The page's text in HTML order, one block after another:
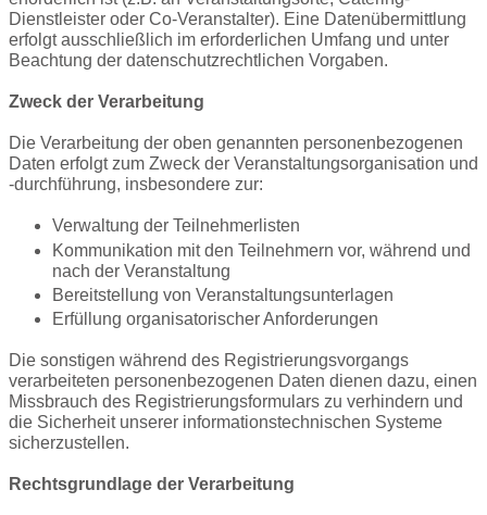
Dienstleister oder Co-Veranstalter). Eine Datenübermittlung
erfolgt ausschließlich im erforderlichen Umfang und unter
Beachtung der datenschutzrechtlichen Vorgaben.
Zweck der Verarbeitung
Die Verarbeitung der oben genannten personenbezogenen
Daten erfolgt zum Zweck der Veranstaltungsorganisation und
-durchführung, insbesondere zur:
Verwaltung der Teilnehmerlisten
Kommunikation mit den Teilnehmern vor, während und
nach der Veranstaltung
Bereitstellung von Veranstaltungsunterlagen
Erfüllung organisatorischer Anforderungen
Die sonstigen während des Registrierungsvorgangs
verarbeiteten personenbezogenen Daten dienen dazu, einen
Missbrauch des Registrierungsformulars zu verhindern und
die Sicherheit unserer informationstechnischen Systeme
sicherzustellen.
Rechtsgrundlage der Verarbeitung